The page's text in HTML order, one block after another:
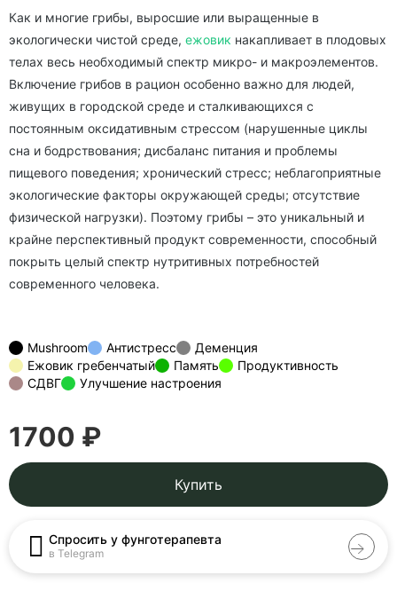
Как и многие грибы, выросшие или выращенные в
экологически чистой среде, ежовик накапливает в плодовых
телах весь необходимый спектр микро- и макроэлементов.
Включение грибов в рацион особенно важно для людей,
живущих в городской среде и сталкивающихся с
постоянным оксидативным стрессом (нарушенные циклы
сна и бодрствования; дисбаланс питания и проблемы
пищевого поведения; хронический стресс; неблагоприятные
экологические факторы окружающей среды; отсутствие
физической нагрузки). Поэтому грибы – это уникальный и
крайне перспективный продукт современности, способный
покрыть целый спектр нутритивных потребностей
современного человека.
Mushroom Антистресс
Деменция
Ежовик гребенчатый
Память
Продуктивность
СДВГ
Улучшение настроения
1700 ₽
Купить
Спросить у фунготерапевта
в Telegram